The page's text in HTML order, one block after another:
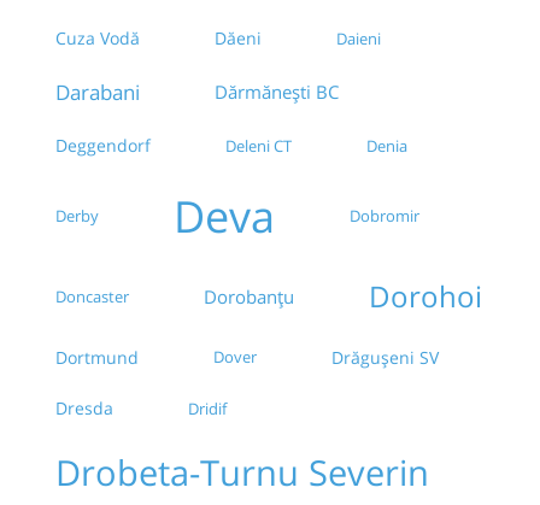
Cuza Vodă Dăeni Daieni
Darabani Dărmănești BC
Deggendorf Deleni CT Denia
Derby Deva Dobromir
Doncaster Dorobanțu Dorohoi
Dortmund Dover Drăgușeni SV
Dresda Dridif
Drobeta-Turnu Severin